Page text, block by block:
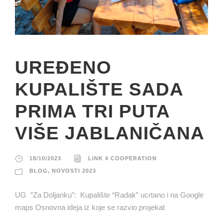
UREĐENO
KUPALIŠTE SADA
PRIMA TRI PUTA
VIŠE JABLANIČANA
18/10/2023 LINK 4 COOPERATION
BLOG, NOVOSTI 2023
UG “Za Doljanku”: Kupalište “Radak” ucrtano i na Google
maps Osnovna ideja iz koje se razvio projekat